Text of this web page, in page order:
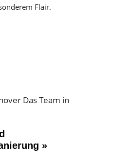
Flair.
»